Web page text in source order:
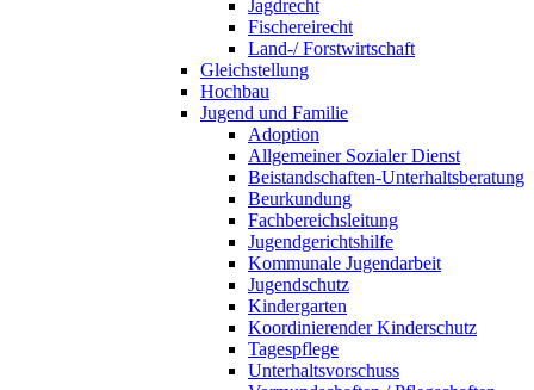
Jagdrecht
Fischereirecht
Land-/ Forstwirtschaft
Gleichstellung
Hochbau
Jugend und Familie
Adoption
Allgemeiner Sozialer Dienst
Beistandschaften-Unterhaltsberatung
Beurkundung
Fachbereichsleitung
Jugendgerichtshilfe
Kommunale Jugendarbeit
Jugendschutz
Kindergarten
Koordinierender Kinderschutz
Tagespflege
Unterhaltsvorschuss